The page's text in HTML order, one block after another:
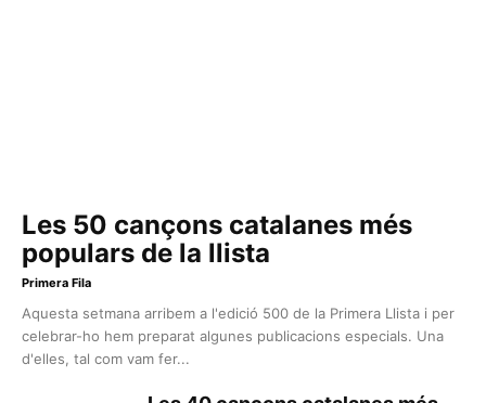
Les 50 cançons catalanes més
populars de la llista
Primera Fila
Aquesta setmana arribem a l'edició 500 de la Primera Llista i per
celebrar-ho hem preparat algunes publicacions especials. Una
d'elles, tal com vam fer...